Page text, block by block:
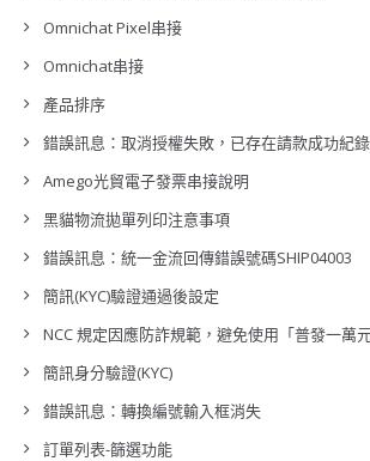
Omnichat Pixel串接
Omnichat串接
產品排序
錯誤訊息：取消授權失敗，已存在請款成功紀錄
Amego光貿電子發票串接說明
黑貓物流拋單列印注意事項
錯誤訊息：統一金流回傳錯誤號碼SHIP04003
簡訊(KYC)驗證通過後設定
NCC 規定因應防詐規範，避免使用「普發一萬
簡訊身分驗證(KYC)
錯誤訊息：轉換編號輸入框消失
訂單列表-篩選功能